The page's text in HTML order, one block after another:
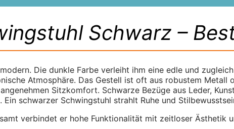
Schwarz –
Die dunkle Farbe verleiht ihm eine edle und
Atmosphäre. Das Gestell ist oft aus robustem
Sitzkomfort. Schwarze Bezüge aus Leder,
schwarzer Schwingstuhl strahlt Ruhe und
verbindet er hohe Funktionalität mit zeitloser Ästhetik